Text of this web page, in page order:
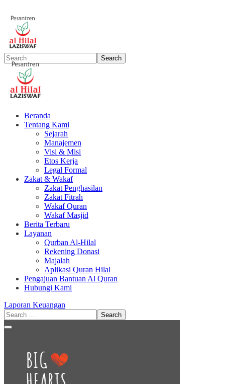
Beranda
Tentang Kami
Sejarah
Manajemen
Visi & Misi
Etos Kerja
Legal Formal
Zakat & Wakaf
Zakat Penghasilan
Zakat Fitrah
Wakaf Quran
Wakaf Masjid
Berita Terbaru
Layanan
Qurban Al-Hilal
Rekening Donasi
Majalah
Aplikasi Quran Hilal
Pengajuan Bantuan Al Quran
Hubungi Kami
Laporan Keuangan